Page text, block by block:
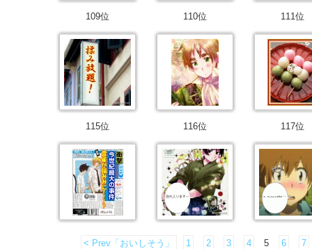
109位 110位 111位
115位 116位 117位
< Prev「おいしそう」 1 2 3 4 5 6 7